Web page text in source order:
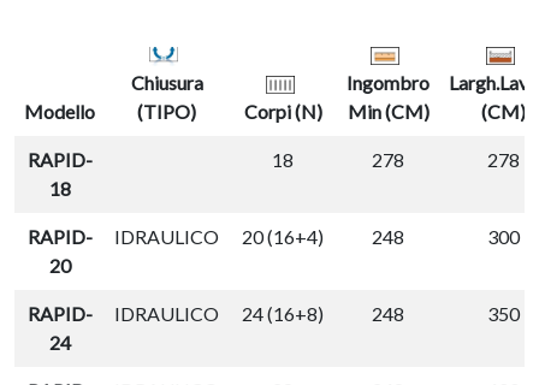
Modello
Chiusura
(TIPO)
Corpi (N)
Ingombro
Min (CM)
(CM)
RAPID-
18
18 278 278
RAPID-
20
IDRAULICO 20 (16+4) 248 300
RAPID-
24
IDRAULICO 24 (16+8) 248 350